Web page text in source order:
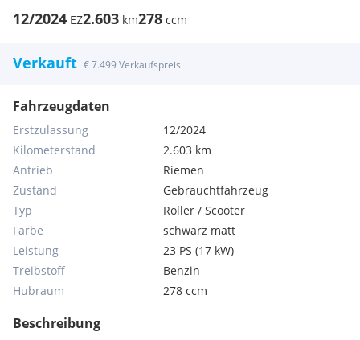
12/2024 EZ2.603 km278 ccm
Verkauft € 7.499 Verkaufspreis
Fahrzeugdaten
Erstzulassung
12/2024
Kilometerstand
2.603 km
Antrieb
Riemen
Zustand
Gebrauchtfahrzeug
Typ
Roller / Scooter
Farbe
schwarz matt
Leistung
23 PS (17 kW)
Treibstoff
Benzin
Hubraum
278 ccm
Beschreibung